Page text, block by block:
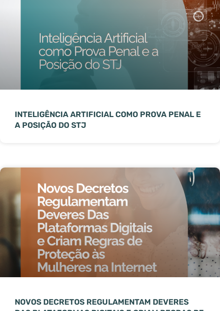
INTELIGÊNCIA ARTIFICIAL COMO PROVA PENAL E
A POSIÇÃO DO STJ
NOVOS DECRETOS REGULAMENTAM DEVERES